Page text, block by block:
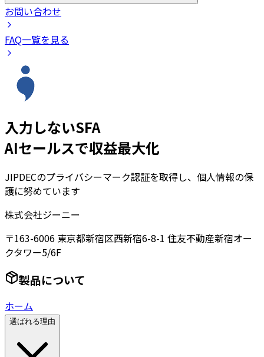
お問い合わせ
FAQ一覧を見る
入力しないSFA
AIセールスで収益最大化
JIPDECのプライバシーマーク認証を取得し、個人情報の保
護に努めています
株式会社ジーニー
〒163-6006 東京都新宿区西新宿6-8-1 住友不動産新宿オー
クタワー5/6F
製品について
ホーム
選ばれる理由